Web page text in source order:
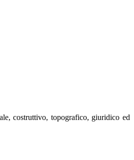
costruttivo, topografico, giuridico ed